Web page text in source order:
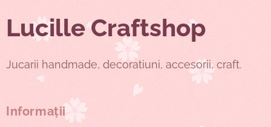
Lucille Craftshop
Jucarii handmade, decoratiuni, accesorii, craft.
Informații